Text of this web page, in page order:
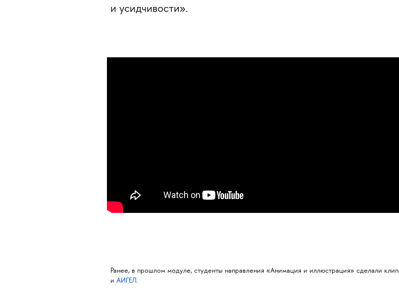
и усидчивости».
Ранее, в прошлом модуле, студенты направления «Анимация и иллюстрация» сделали клип
и АИГЕЛ.